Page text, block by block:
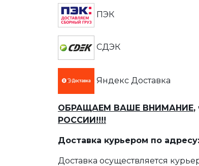
ПЭК
СДЭК
Яндекс Доставка
ОБРАЩАЕМ ВАШЕ ВНИМАНИЕ,
РОССИИ!!!!
Доставка курьером по адресу:
Доставка осуществляется